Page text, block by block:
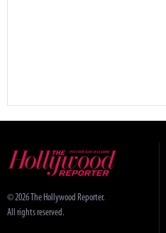
© 2026 The Hollywood Reporter.
All rights reserved.